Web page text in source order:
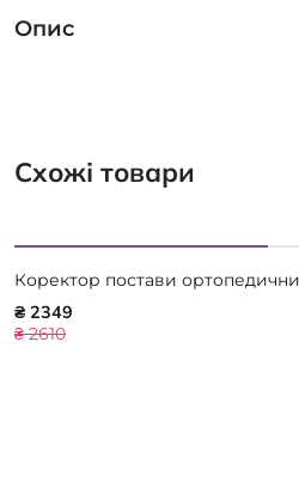
Опис
Схожі товари
Коректор постави
₴ 2349
₴ 2610